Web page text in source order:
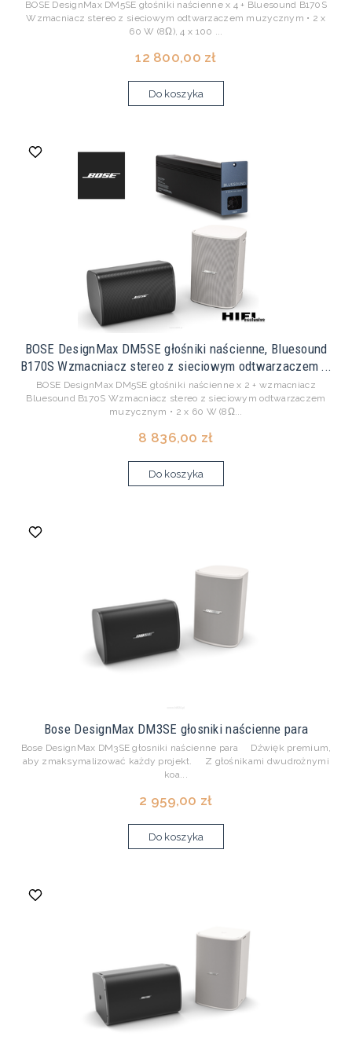
BOSE DesignMax DM5SE głośniki naścienne x 4 + Bluesound B170S
Wzmacniacz stereo z sieciowym odtwarzaczem muzycznym • 2 x
60 W (8Ω), 4 x 100 ...
12 800,00 zł
Do koszyka
BOSE DesignMax DM5SE głośniki naścienne, Bluesound
B170S Wzmacniacz stereo z sieciowym odtwarzaczem ...
BOSE DesignMax DM5SE głośniki naścienne x 2 + wzmacniacz
Bluesound B170S Wzmacniacz stereo z sieciowym odtwarzaczem
muzycznym • 2 x 60 W (8Ω...
8 836,00 zł
Do koszyka
Bose DesignMax DM3SE głosniki naścienne para
Bose DesignMax DM3SE głosniki naścienne para Dźwięk premium,
aby zmaksymalizować każdy projekt. Z głośnikami dwudrożnymi
koa...
2 959,00 zł
Do koszyka